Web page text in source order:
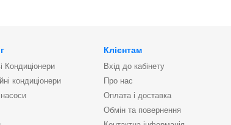
а також замовити установку і отримати
зателефонувати.
Кондиціонери
кондиціонери
Клієнтам
Вхід до кабінету
Про нас
Оплата і доставка
Обмін та повернення